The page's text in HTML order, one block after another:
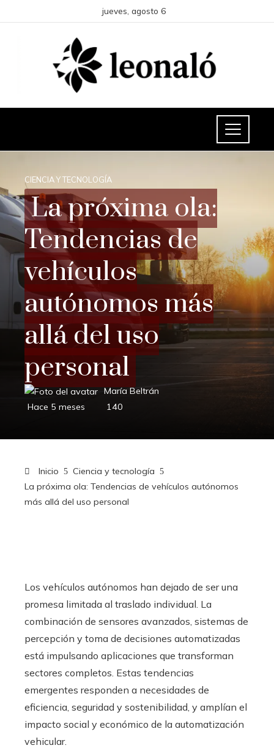
jueves, agosto 6
CIENCIA Y TECNOLOGÍA
La próxima ola:
Tendencias de
vehículos
autónomos más
allá del uso
personal
María Beltrán
Hace 5 meses
140
Inicio
Ciencia y tecnología
La próxima ola: Tendencias de vehículos autónomos
más allá del uso personal
Los vehículos autónomos han dejado de ser una
promesa limitada al traslado individual. La
combinación de sensores avanzados, sistemas de
percepción y toma de decisiones automatizadas
está impulsando aplicaciones que transforman
sectores completos. Estas tendencias
emergentes responden a necesidades de
eficiencia, seguridad y sostenibilidad, y amplían el
impacto social y económico de la automatización
vehicular.